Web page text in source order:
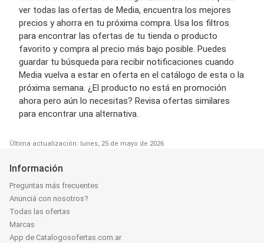
ver todas las ofertas de Media, encuentra los mejores
precios y ahorra en tu próxima compra. Usa los filtros
para encontrar las ofertas de tu tienda o producto
favorito y compra al precio más bajo posible. Puedes
guardar tu búsqueda para recibir notificaciones cuando
Media vuelva a estar en oferta en el catálogo de esta o la
próxima semana. ¿El producto no está en promoción
ahora pero aún lo necesitas? Revisa ofertas similares
para encontrar una alternativa.
Última actualización: lunes, 25 de mayo de 2026
Información
Preguntas más frecuentes
Anunciá con nosotros?
Todas las ofertas
Marcas
App de Catalogosofertas.com.ar